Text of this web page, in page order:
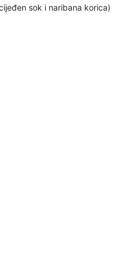
sok i naribana korica)